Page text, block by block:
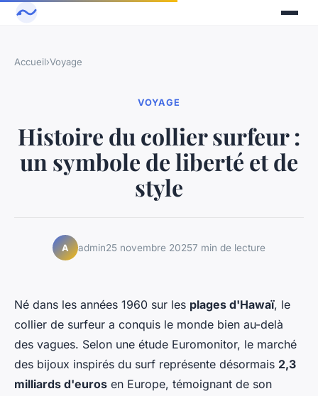
Accueil›Voyage
VOYAGE
Histoire du collier surfeur :
un symbole de liberté et de
style
A admin25 novembre 20257 min de lecture
Né dans les années 1960 sur les plages d'Hawaï, le
collier de surfeur a conquis le monde bien au-delà
des vagues. Selon une étude Euromonitor, le marché
des bijoux inspirés du surf représente désormais 2,3
milliards d'euros en Europe, témoignant de son